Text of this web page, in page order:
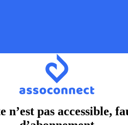
n’est pas accessible,